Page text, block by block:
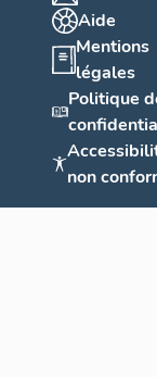
Aide
Mentions
légales
Politique
non